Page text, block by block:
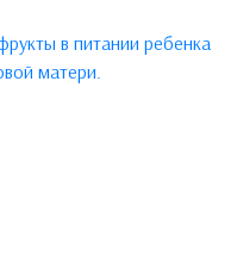
в питании ребенка
матери.